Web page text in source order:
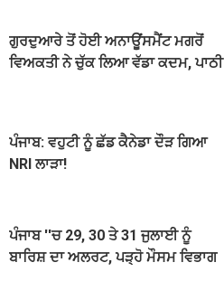
ਗੁਰਦੁਆਰੇ ਤੋਂ ਹੋਈ ਅਨਾਊਂਸਮੈਂਟ ਮਗਰੋਂ
ਵਿਅਕਤੀ ਨੇ ਚੁੱਕ ਲਿਆ ਵੱਡਾ ਕਦਮ, ਪਾਠੀ
ਪੰਜਾਬ: ਵਹੁਟੀ ਨੂੰ ਛੱਡ ਕੈਨੇਡਾ ਦੌੜ ਗਿਆ
NRI ਲਾੜਾ!
ਪੰਜਾਬ ''ਚ 29, 30 ਤੇ 31 ਜੁਲਾਈ ਨੂੰ
ਬਾਰਿਸ਼ ਦਾ ਅਲਰਟ, ਪੜ੍ਹੋ ਮੌਸਮ ਵਿਭਾਗ